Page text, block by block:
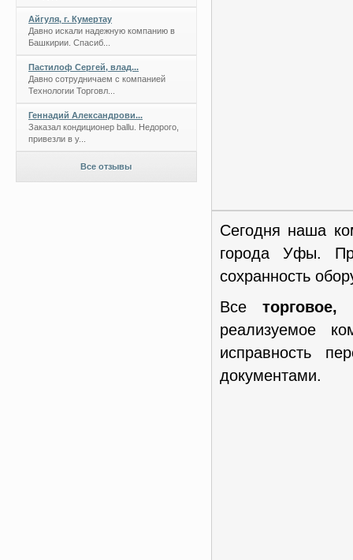
Сегодня наша
города Уфы.
сохранность
Все торговое,
реализуемое
исправность
документами.
Айгуля, г. Кумертау
Давно искали надежную компанию в
Башкирии. Спасиб...
Пастилоф Сергей, влад...
Давно сотрудничаем с компанией
Технологии Торговл...
Геннадий Александрови...
Заказал кондиционер ballu. Недорого,
привезли в у...
Все отзывы